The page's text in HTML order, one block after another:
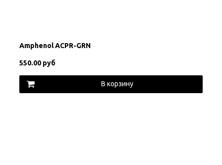
Amphenol ACPR-GRN
550.00 руб
В корзину